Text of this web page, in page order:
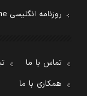
روزنامه انگلیسی Financial Tribune
تماس با ما
همکاری با ما